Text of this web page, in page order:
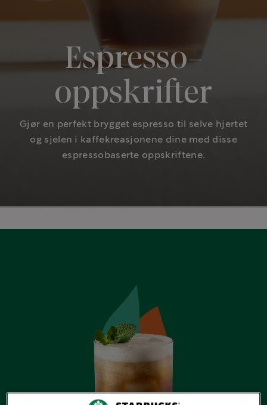
Espresso-
oppskrifter
Gjør en perfekt brygget espresso til selve hjertet
og sjelen i kaffekreasjonene dine med disse
espressobaserte oppskriftene.